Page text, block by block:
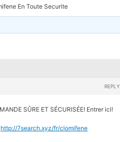
En Toute Securite
REPLY
SÛRE ET SÉCURISÉE! Entrer ici!
http://7search.xyz/fr/clomifene